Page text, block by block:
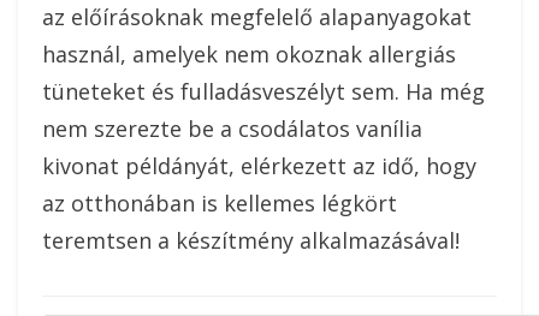
az előírásoknak megfelelő alapanyagokat
használ, amelyek nem okoznak allergiás
tüneteket és fulladásveszélyt sem. Ha még
nem szerezte be a csodálatos vanília
kivonat példányát, elérkezett az idő, hogy
az otthonában is kellemes légkört
teremtsen a készítmény alkalmazásával!